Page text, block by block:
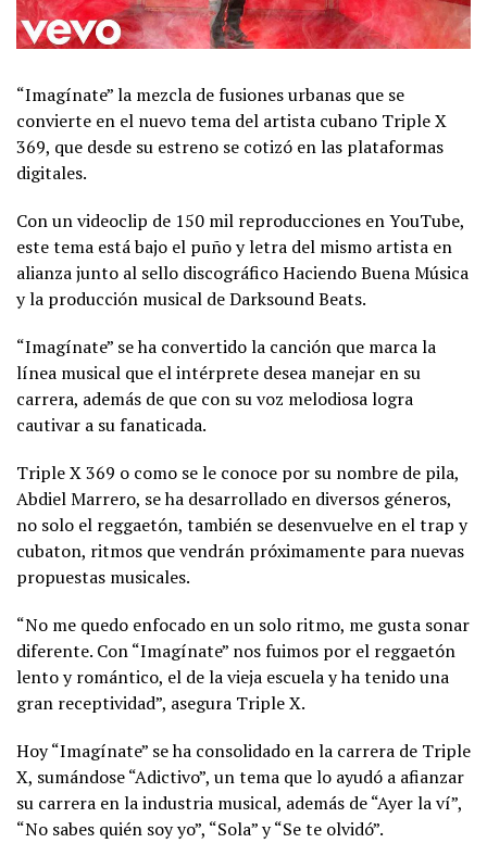
“Imagínate” la mezcla de fusiones urbanas que se
convierte en el nuevo tema del artista cubano Triple X
369, que desde su estreno se cotizó en las plataformas
digitales.
Con un videoclip de 150 mil reproducciones en YouTube,
este tema está bajo el puño y letra del mismo artista en
alianza junto al sello discográfico Haciendo Buena Música
y la producción musical de Darksound Beats.
“Imagínate” se ha convertido la canción que marca la
línea musical que el intérprete desea manejar en su
carrera, además de que con su voz melodiosa logra
cautivar a su fanaticada.
Triple X 369 o como se le conoce por su nombre de pila,
Abdiel Marrero, se ha desarrollado en diversos géneros,
no solo el reggaetón, también se desenvuelve en el trap y
cubaton, ritmos que vendrán próximamente para nuevas
propuestas musicales.
“No me quedo enfocado en un solo ritmo, me gusta sonar
diferente. Con “Imagínate” nos fuimos por el reggaetón
lento y romántico, el de la vieja escuela y ha tenido una
gran receptividad”, asegura Triple X.
Hoy “Imagínate” se ha consolidado en la carrera de Triple
X, sumándose “Adictivo”, un tema que lo ayudó a afianzar
su carrera en la industria musical, además de “Ayer la ví”,
“No sabes quién soy yo”, “Sola” y “Se te olvidó”.